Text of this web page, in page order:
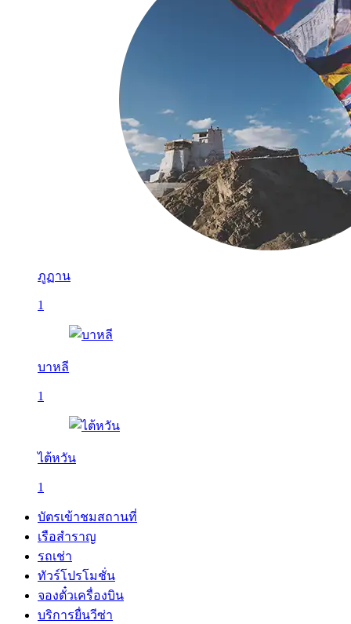
ภูฏาน
1
บาหลี
1
ไต้หวัน
1
บัตรเข้าชมสถานที่
เรือสำราญ
รถเช่า
ทัวร์โปรโมชั่น
จองตั๋วเครื่องบิน
บริการยื่นวีซ่า